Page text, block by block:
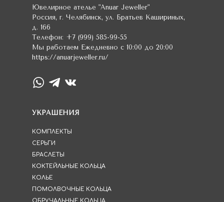
КОМПЛЕКТЫ
ПОМОЛВОЧНЫЕ КОЛЬЦА
УКРАШЕНИЯ
СЕРЬГИ
БРАСЛЕТЫ
КОКТЕЙЛЬНЫЕ КОЛЬЦА
КОЛЬЕ
Ювелирное ателье "Anuar Jeweller"
Россия, г. Челябинск, ул. Братьев Кашириных,
д. 166
Телефон: +7 (999) 585-99-55
Мы работаем Ежедневно с 10:00 до 20:00
https://anuarjeweller.ru/